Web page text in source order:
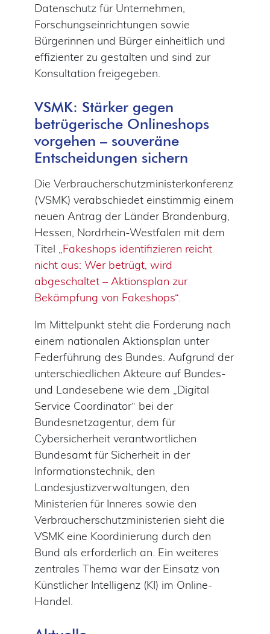
Datenschutz für Unternehmen,
Forschungseinrichtungen sowie
Bürgerinnen und Bürger einheitlich und
effizienter zu gestalten und sind zur
Konsultation freigegeben.
VSMK: Stärker gegen
betrügerische Onlineshops
vorgehen – souveräne
Entscheidungen sichern
Die Verbraucherschutzministerkonferenz
(VSMK) verabschiedet einstimmig einem
neuen Antrag der Länder Brandenburg,
Hessen, Nordrhein-Westfalen mit dem
Titel
„Fakeshops identifizieren reicht
nicht aus: Wer betrügt, wird
abgeschaltet – Aktionsplan zur
Bekämpfung von Fakeshops“.
Im Mittelpunkt steht die Forderung nach
einem nationalen Aktionsplan unter
Federführung des Bundes. Aufgrund der
unterschiedlichen Akteure auf Bundes-
und Landesebene wie dem „Digital
Service Coordinator“ bei der
Bundesnetzagentur, dem für
Cybersicherheit verantwortlichen
Bundesamt für Sicherheit in der
Informationstechnik, den
Landesjustizverwaltungen, den
Ministerien für Inneres sowie den
Verbraucherschutzministerien sieht die
VSMK eine Koordinierung durch den
Bund als erforderlich an. Ein weiteres
zentrales Thema war der Einsatz von
Künstlicher Intelligenz (KI) im Online-
Handel.